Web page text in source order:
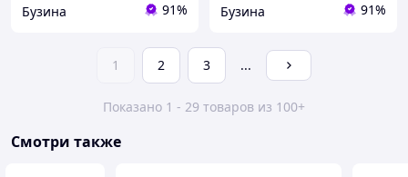
Бузина 91% Бузина 91%
1 2 3 ...
Показано 1 - 29 товаров из 100+
Смотри также